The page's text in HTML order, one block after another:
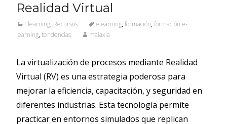
Realidad Virtual
Elearning, Recursos elearning,formación,formación e-
learning,tendencias maiaxia
La virtualización de procesos mediante Realidad
Virtual (RV) es una estrategia poderosa para
mejorar la eficiencia, capacitación, y seguridad en
diferentes industrias. Esta tecnología permite
practicar en entornos simulados que replican